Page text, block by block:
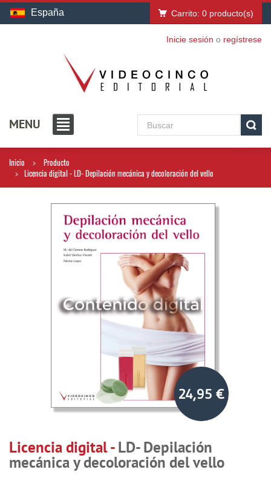
España Carrito: 0 producto(s)
Inicie sesión o regístrese
MENU
Inicio
Producto
Licencia digital - LD- Depilación mecánica y decoloración del vello
24,95 €
Licencia digital -LD- Depilación
mecánica y decoloración del vello